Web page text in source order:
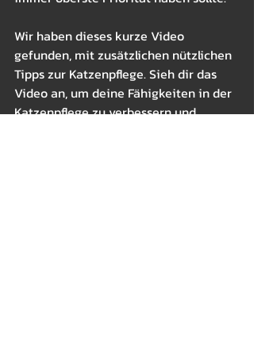
Wir haben dieses kurze Video
gefunden, mit zusätzlichen nützlichen
Tipps zur Katzenpflege. Sieh dir das
Video an, um deine Fähigkeiten in der
Katzenpflege zu verbessern und